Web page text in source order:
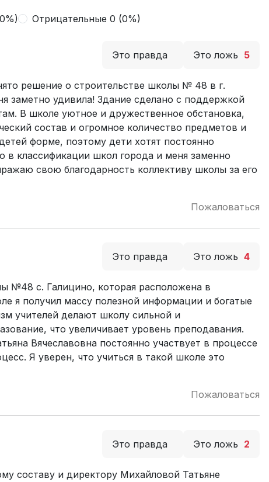
Отрицательные 0 (0%)
Это правда Это ложь 5
решение о строительстве школы № 48 в г.
заметно удивила! Здание сделано с поддержкой
В школе уютное и дружественное обстановка,
состав и огромное количество предметов и
форме, поэтому дети хотят постоянно
в классификации школ города и меня заменно
свою благодарность коллективу школы за его
Пожаловаться
Это правда Это ложь 4
№48 с. Галицино, которая расположена в
я получил массу полезной информации и богатые
учителей делают школу сильной и
что увеличивает уровень преподавания.
Вячеславовна постоянно участвует в процессе
Я уверен, что учиться в такой школе это
Пожаловаться
Это правда Это ложь 2
составу и директору Михайловой Татьяне